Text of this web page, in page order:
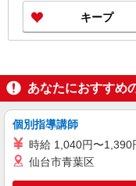
キープ
あなたにおすすめ
個別指導講師
時給 1,040円〜1,390
仙台市青葉区